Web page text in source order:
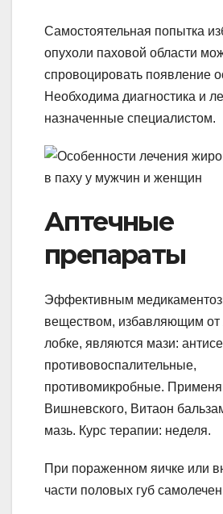
Самостоятельная попытка
опухоли паховой области
спровоцировать появление
Необходима диагностика и
назначенные специалистом.
Аптечные
препараты
Эффективным
веществом, избавляющим от
лобке, являются мази:
противовоспалительные,
противомикробные.
Вишневского, Витаон
мазь. Курс терапии: неделя.
При пораженном яичке или
части половых губ